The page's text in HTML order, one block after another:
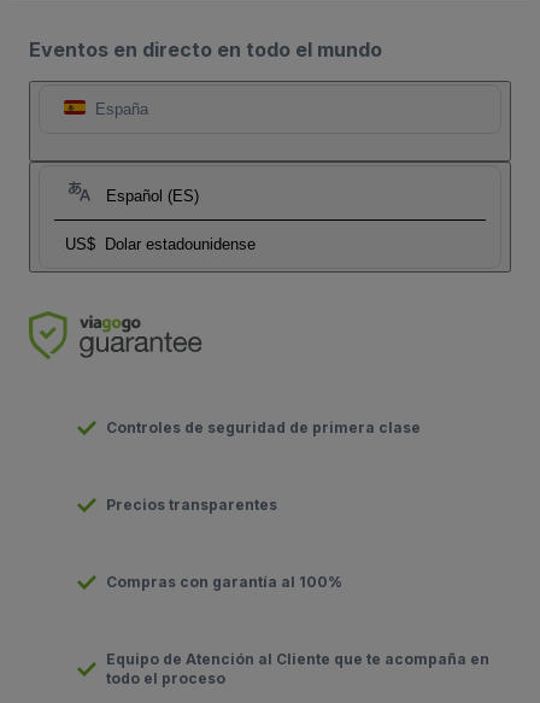
Eventos en directo en todo el mundo
España
Español (ES)
US$ Dolar estadounidense
Controles de seguridad de primera clase
Precios transparentes
Compras con garantía al 100%
Equipo de Atención al Cliente que te acompaña en
todo el proceso